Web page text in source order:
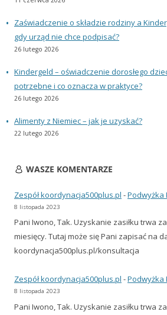
Zaświadczenie o składzie rodziny a
gdy urząd nie chce podpisać?
26 lutego 2026
Kindergeld – oświadczenie dorosłego
potrzebne i co oznacza w praktyce?
26 lutego 2026
Alimenty z Niemiec – jak je uzyskać?
22 lutego 2026
WASZE KOMENTARZE
Zespół koordynacja500plus.pl -Podwyżka
8 listopada 2023
Pani Iwono, Tak. Uzyskanie zasiłku trwa
miesięcy. Tutaj może się Pani zapisać na
koordynacja500plus.pl/konsultacja
Zespół koordynacja500plus.pl -Podwyżka
8 listopada 2023
Pani Iwono, Tak. Uzyskanie zasiłku trwa